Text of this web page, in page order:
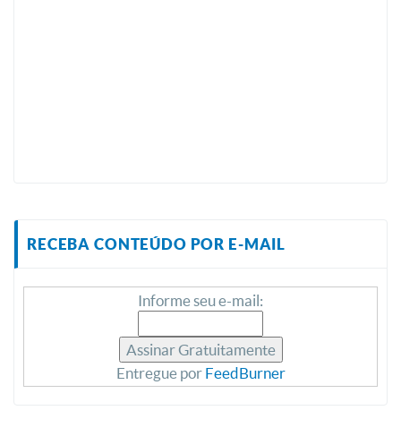
RECEBA CONTEÚDO POR E-MAIL
Informe seu e-mail:
Entregue porFeedBurner